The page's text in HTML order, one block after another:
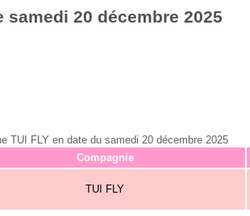
20 décembre 2025
TUI FLY en date du samedi 20 décembre 2025
Compagnie
TUI FLY